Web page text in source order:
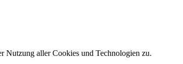
Nutzung aller Cookies und Technologien zu.